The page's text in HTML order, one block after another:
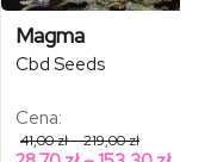
Magma
Cbd Seeds
Cena:
41,00zł–219,00złZakres
cen: